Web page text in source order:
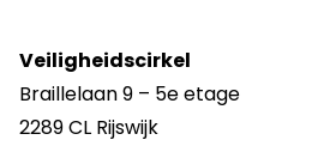
Veiligheidscirkel
Braillelaan 9 – 5e etage
2289 CL Rijswijk